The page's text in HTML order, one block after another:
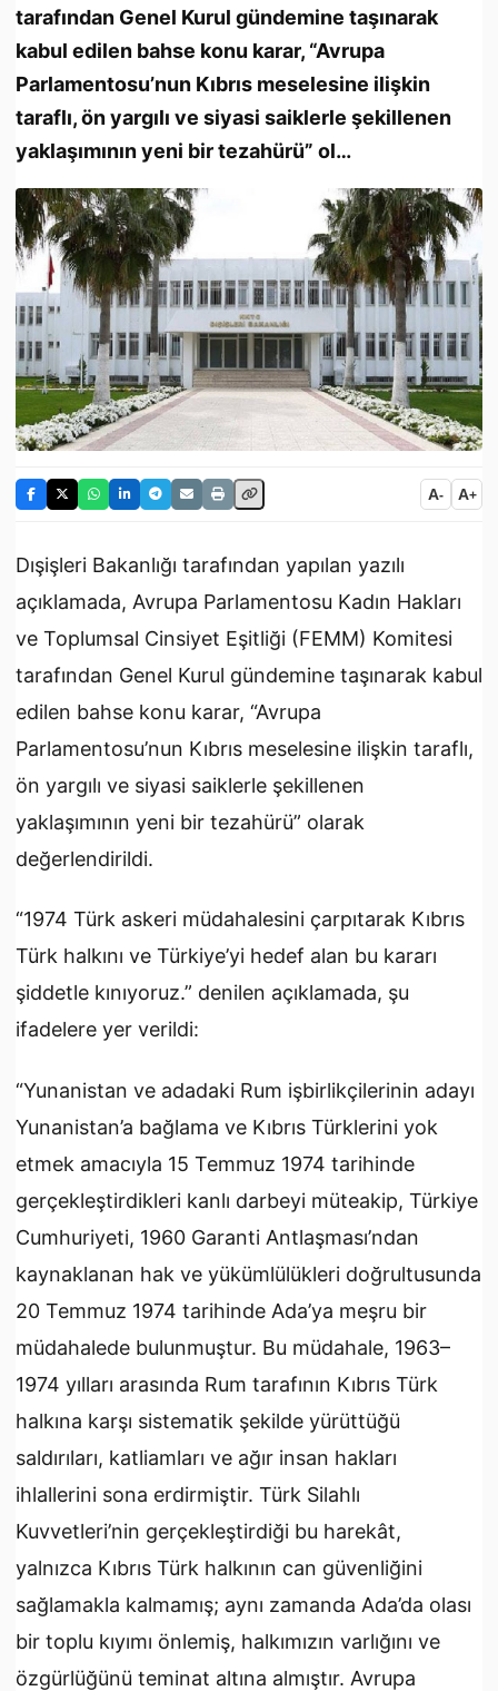
tarafından Genel Kurul gündemine taşınarak
kabul edilen bahse konu karar, “Avrupa
Parlamentosu’nun Kıbrıs meselesine ilişkin
taraflı, ön yargılı ve siyasi saiklerle şekillenen
yaklaşımının yeni bir tezahürü” ol…
A- A+
Dışişleri Bakanlığı tarafından yapılan yazılı
açıklamada, Avrupa Parlamentosu Kadın Hakları
ve Toplumsal Cinsiyet Eşitliği (FEMM) Komitesi
tarafından Genel Kurul gündemine taşınarak kabul
edilen bahse konu karar, “Avrupa
Parlamentosu’nun Kıbrıs meselesine ilişkin taraflı,
ön yargılı ve siyasi saiklerle şekillenen
yaklaşımının yeni bir tezahürü” olarak
değerlendirildi.
“1974 Türk askeri müdahalesini çarpıtarak Kıbrıs
Türk halkını ve Türkiye’yi hedef alan bu kararı
şiddetle kınıyoruz.” denilen açıklamada, şu
ifadelere yer verildi:
“Yunanistan ve adadaki Rum işbirlikçilerinin adayı
Yunanistan’a bağlama ve Kıbrıs Türklerini yok
etmek amacıyla 15 Temmuz 1974 tarihinde
gerçekleştirdikleri kanlı darbeyi müteakip, Türkiye
Cumhuriyeti, 1960 Garanti Antlaşması’ndan
kaynaklanan hak ve yükümlülükleri doğrultusunda
20 Temmuz 1974 tarihinde Ada’ya meşru bir
müdahalede bulunmuştur. Bu müdahale, 1963–
1974 yılları arasında Rum tarafının Kıbrıs Türk
halkına karşı sistematik şekilde yürüttüğü
saldırıları, katliamları ve ağır insan hakları
ihlallerini sona erdirmiştir. Türk Silahlı
Kuvvetleri’nin gerçekleştirdiği bu harekât,
yalnızca Kıbrıs Türk halkının can güvenliğini
sağlamakla kalmamış; aynı zamanda Ada’da olası
bir toplu kıyımı önlemiş, halkımızın varlığını ve
özgürlüğünü teminat altına almıştır. Avrupa